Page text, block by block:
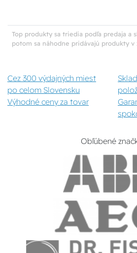
Top produkty sa triedia podľa predaja a
potom sa náhodne pridávajú produkty v
Cez 300 výdajných miest
po celom Slovensku
Výhodné ceny za tovar
Obľúbené